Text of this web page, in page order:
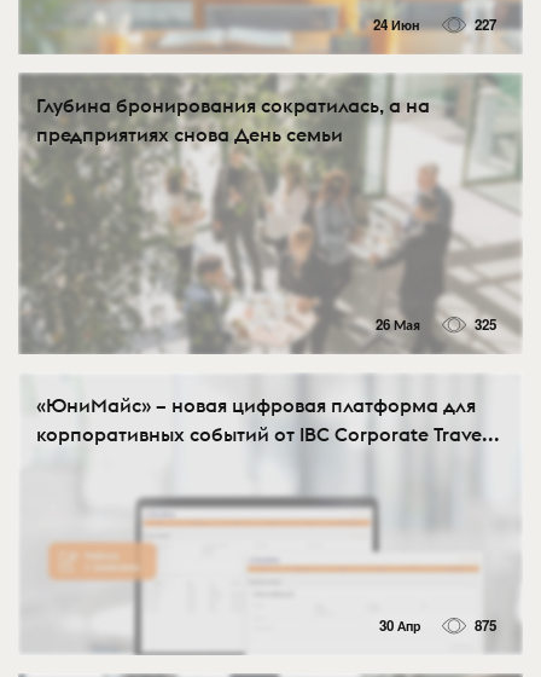
24 Июн 227
Глубина бронирования сократилась, а на
предприятиях снова День семьи
26 Мая 325
«ЮниМайс» – новая цифровая платформа для
корпоративных событий от IBC Corporate Trave...
30 Апр 875